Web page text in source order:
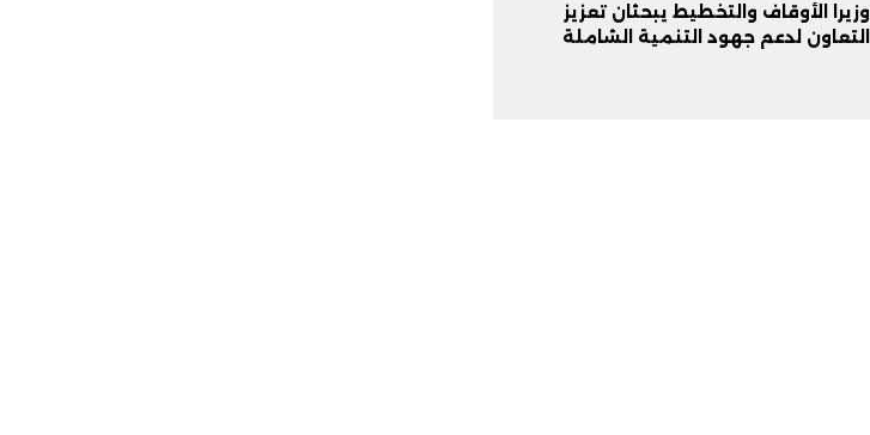
وزيرا الأوقاف والتخطيط يبحثان تعزيز
التعاون لدعم جهود التنمية الشاملة